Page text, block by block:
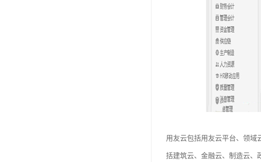
用友云包括用友云平台、领域
括建筑云、金融云、制造云、